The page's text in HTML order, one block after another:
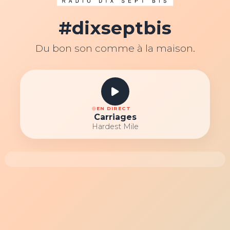
#dixseptbis
Du bon son comme à la maison.
EN DIRECT
Carriages
Hardest Mile